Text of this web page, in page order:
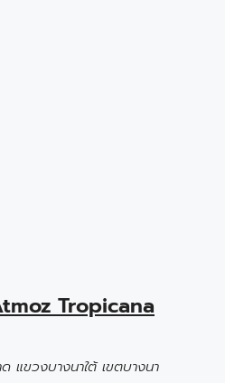
Tropicana
แขวงบางนาใต้ เขตบางนา